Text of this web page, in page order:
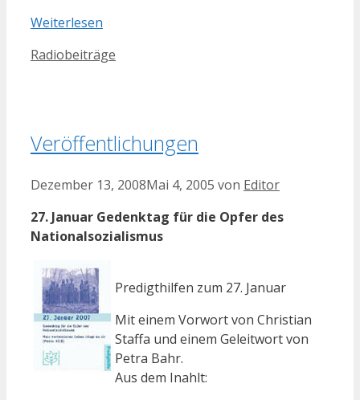
Weiterlesen
Kategorien
Radiobeiträge
Veröffentlichungen
Dezember 13, 2008Mai 4, 2005 von Editor
27. Januar Gedenktag für die Opfer des
Nationalsozialismus
Predigthilfen zum 27. Januar
Mit einem Vorwort von Christian
Staffa und einem Geleitwort von
Petra Bahr.
Aus dem Inahlt: